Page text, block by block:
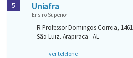
Uniafra
Ensino Superior
R Professor Domingos Correia, 1461
São Luiz, Arapiraca - AL
ver telefone
5